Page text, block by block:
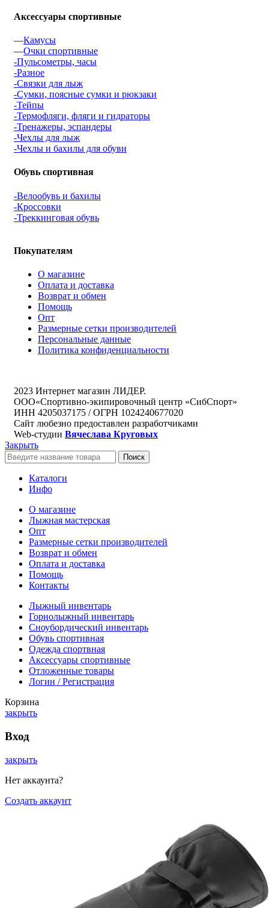
Аксессуары спортивные
—Камусы
—Очки спортивные
-Пульсометры, часы
-Разное
-Связки для лыж
-Сумки, поясные сумки и рюкзаки
-Тейпы
-Термофляги, фляги и гидраторы
-Тренажеры, эспандеры
-Чехлы для лыж
-Чехлы и бахилы для обуви
Обувь спортивная
-Велообувь и бахилы
-Кроссовки
-Треккинговая обувь
Покупателям
О магазине
Оплата и доставка
Возврат и обмен
Помощь
Опт
Размерные сетки производителей
Персональные данные
Политика конфиденциальности
2023 Интернет магазин ЛИДЕР.
ООО«Спортивно-экипировочный центр «СибСпорт»
ИНН 4205037175 / ОГРН 1024240677020
Сайт любезно предоставлен разработчиками
Web-студии Вячеслава Круговых
Закрыть
Поиск
Каталоги
Инфо
О магазине
Лыжная мастерская
Опт
Размерные сетки производителей
Возврат и обмен
Оплата и доставка
Помощь
Контакты
Лыжный инвентарь
Горнолыжный инвентарь
Сноубордический инвентарь
Обувь спортивная
Одежда спортвная
Аксессуары спортивные
Отложенные товары
Логин / Регистрация
Корзина
закрыть
Вход
закрыть
Нет аккаунта?
Создать аккаунт